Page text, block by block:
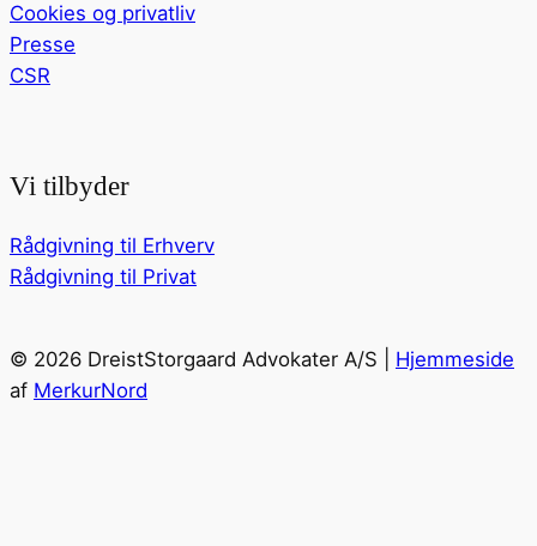
Cookies og privatliv
Presse
CSR
Vi tilbyder
Rådgivning til Erhverv
Rådgivning til Privat
© 2026 DreistStorgaard Advokater A/S | Hjemmeside
af MerkurNord